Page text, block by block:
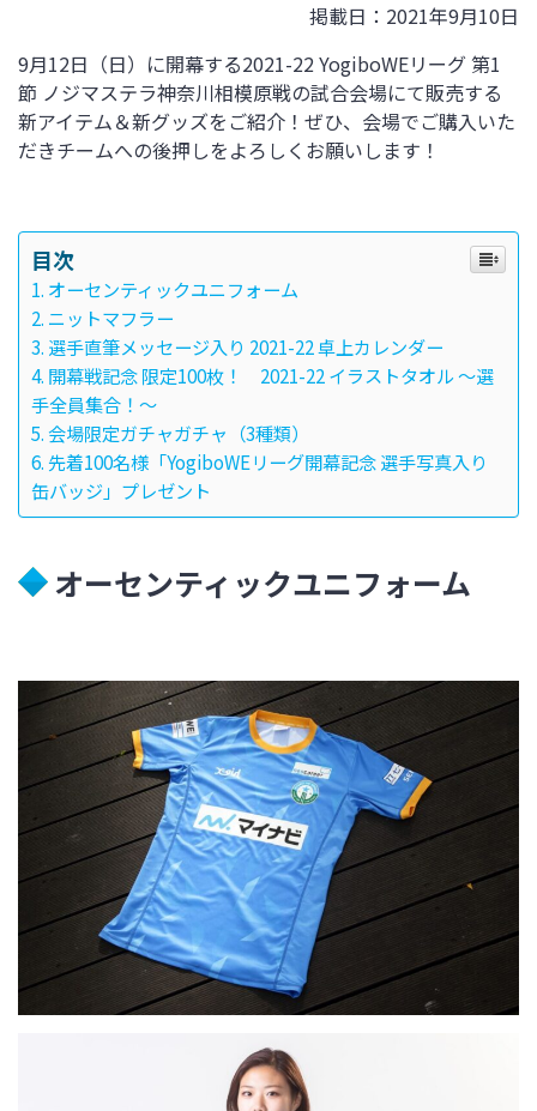
掲載日：2021年9月10日
9月12日（日）に開幕する2021-22 YogiboWEリーグ 第1
節 ノジマステラ神奈川相模原戦の試合会場にて販売する
新アイテム＆新グッズをご紹介！ぜひ、会場でご購入いた
だきチームへの後押しをよろしくお願いします！
目次
オーセンティックユニフォーム
ニットマフラー
選手直筆メッセージ入り 2021-22 卓上カレンダー
開幕戦記念 限定100枚！ 2021-22 イラストタオル ～選
手全員集合！～
会場限定ガチャガチャ（3種類）
先着100名様「YogiboWEリーグ開幕記念 選手写真入り
缶バッジ」プレゼント
オーセンティックユニフォーム